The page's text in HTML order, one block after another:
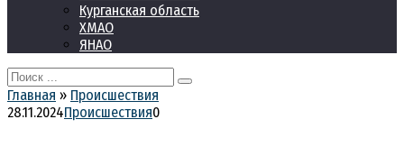
Курганская область
ХМАО
ЯНАО
Search
for:
Главная » Происшествия
28.11.2024Происшествия0